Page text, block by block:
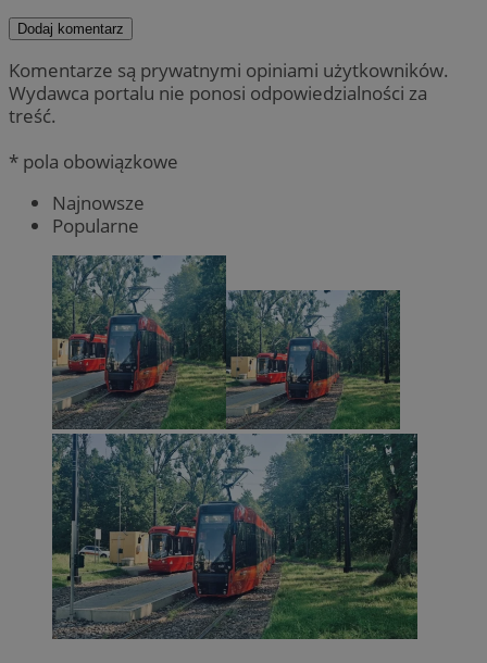
Dodaj komentarz
Komentarze są prywatnymi opiniami użytkowników.
Wydawca portalu nie ponosi odpowiedzialności za
treść.
* pola obowiązkowe
Najnowsze
Popularne